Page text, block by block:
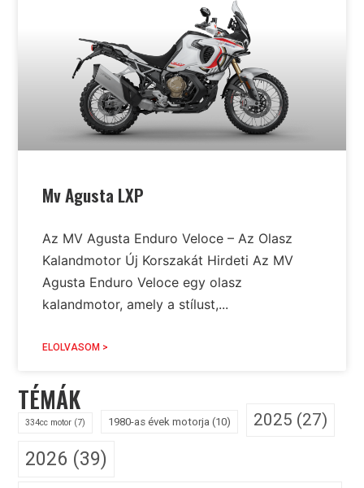
Mv Agusta LXP
Az MV Agusta Enduro Veloce – Az Olasz
Kalandmotor Új Korszakát Hirdeti Az MV
Agusta Enduro Veloce egy olasz
kalandmotor, amely a stílust,...
ELOLVASOM >
TÉMÁK
334cc motor (7) 1980-as évek motorja (10) 2025 (27)
2026 (39)